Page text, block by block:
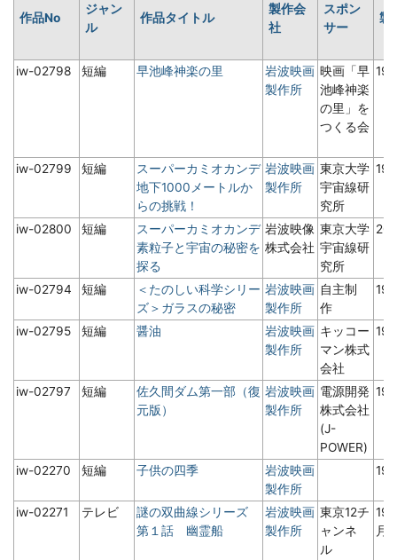
作品No
ジャン
ル
作品タイトル
製作会
社
スポン
サー
製
iw-02798 短編 早池峰神楽の里
岩波映画
製作所
映画「早
池峰神楽
の里」を
つくる会
iw-02799 短編
スーパーカミオカンデ
地下1000メートルか
らの挑戦！
岩波映画
製作所
東京大学
宇宙線研
究所
iw-02800 短編
スーパーカミオカンデ
素粒子と宇宙の秘密を
探る
岩波映像
株式会社
東京大学
宇宙線研
究所
iw-02794 短編
＜たのしい科学シリー
ズ＞ガラスの秘密
岩波映画
製作所
自主制
作
iw-02795 短編 醤油
岩波映画
製作所
キッコー
マン株式
会社
iw-02797 短編
佐久間ダム第一部（復
元版）
岩波映画
製作所
電源開発
株式会社
(J-
POWER)
iw-02270 短編 子供の四季
岩波映画
製作所
iw-02271 テレビ
謎の双曲線シリーズ
第１話 幽霊船
岩波映画
製作所
東京12チ
ャンネ
ル
月